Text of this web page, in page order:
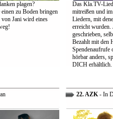
plagen?
zu Boden bringen
Jani wird eines
Das Kla.TV-
mitreißen und
Liedern, mit
erreicht wurden.
geschrieben,
Bezahlt mit den
Spendenaufrufe
hörbar anders,
DICH erhältlich.
22. AZK- In